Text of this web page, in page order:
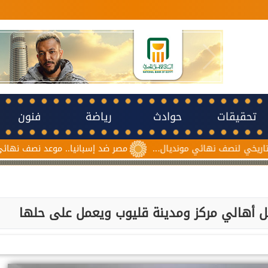
تحقيقات حوادث رياضة فنون
مصر ضد إسبانيا.. موعد نصف نهائي مونديال نهائي مونديال...
أهالي مركز ومدينة قليوب ويعمل على حلها